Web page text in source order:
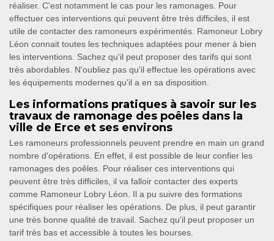
réaliser. C'est notamment le cas pour les ramonages. Pour
effectuer ces interventions qui peuvent être très difficiles, il est
utile de contacter des ramoneurs expérimentés. Ramoneur Lobry
Léon connait toutes les techniques adaptées pour mener à bien
les interventions. Sachez qu'il peut proposer des tarifs qui sont
très abordables. N'oubliez pas qu'il effectue les opérations avec
les équipements modernes qu'il a en sa disposition.
Les informations pratiques à savoir sur les
travaux de ramonage des poêles dans la
ville de Erce et ses environs
Les ramoneurs professionnels peuvent prendre en main un grand
nombre d'opérations. En effet, il est possible de leur confier les
ramonages des poêles. Pour réaliser ces interventions qui
peuvent être très difficiles, il va falloir contacter des experts
comme Ramoneur Lobry Léon. Il a pu suivre des formations
spécifiques pour réaliser les opérations. De plus, il peut garantir
une très bonne qualité de travail. Sachez qu'il peut proposer un
tarif très bas et accessible à toutes les bourses.